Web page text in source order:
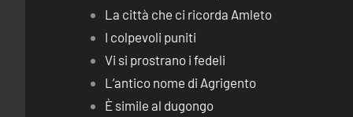
La città che ci ricorda Amleto
I colpevoli puniti
Vi si prostrano i fedeli
L’antico nome di Agrigento
È simile al dugongo